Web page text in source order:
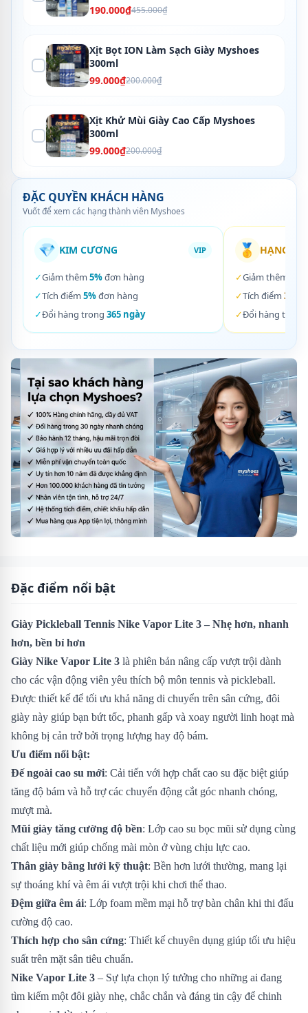
190.000₫455.000₫
Xịt Bọt ION Làm Sạch Giày Myshoes
300ml
99.000₫200.000₫
Xịt Khử Mùi Giày Cao Cấp Myshoes
300ml
99.000₫200.000₫
ĐẶC QUYỀN KHÁCH HÀNG
Vuốt để xem các hạng thành viên Myshoes
💎 KIM CƯƠNG VIP
✓Giảm thêm 5%đơn hàng
✓Tích điểm 5%đơn hàng
✓Đổi hàng trong 365 ngày
🥇 HẠNG
✓Giảm thêm
✓Tích điểm 3%
✓Đổi hàng trong
Đặc điểm nổi bật
Giày Pickleball Tennis Nike Vapor Lite 3 – Nhẹ hơn, nhanh
hơn, bền bỉ hơn
Giày Nike Vapor Lite 3 là phiên bản nâng cấp vượt trội dành
cho các vận động viên yêu thích bộ môn tennis và pickleball.
Được thiết kế để tối ưu khả năng di chuyển trên sân cứng, đôi
giày này giúp bạn bứt tốc, phanh gấp và xoay người linh hoạt mà
không bị cản trở bởi trọng lượng hay độ bám.
Ưu điểm nổi bật:
Đế ngoài cao su mới: Cải tiến với hợp chất cao su đặc biệt giúp
tăng độ bám và hỗ trợ các chuyển động cắt góc nhanh chóng,
mượt mà.
Mũi giày tăng cường độ bền: Lớp cao su bọc mũi sử dụng cùng
chất liệu mới giúp chống mài mòn ở vùng chịu lực cao.
Thân giày bằng lưới kỹ thuật: Bền hơn lưới thường, mang lại
sự thoáng khí và êm ái vượt trội khi chơi thể thao.
Đệm giữa êm ái: Lớp foam mềm mại hỗ trợ bàn chân khi thi đấu
cường độ cao.
Thích hợp cho sân cứng: Thiết kế chuyên dụng giúp tối ưu hiệu
suất trên mặt sân tiêu chuẩn.
Nike Vapor Lite 3 – Sự lựa chọn lý tưởng cho những ai đang
tìm kiếm một đôi giày nhẹ, chắc chắn và đáng tin cậy để chinh